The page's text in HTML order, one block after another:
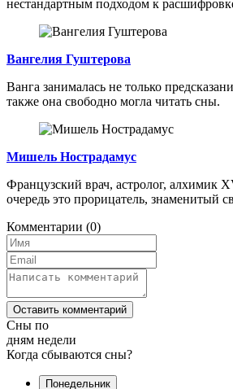
нестандартным подходом к
Вангелия Гуштерова
Ванга занималась не только
также она свободно могла читать сны.
Мишель Нострадамус
Французский врач, астролог, алхимик
очередь это прорицатель, знаменитый
Комментарии (0)
Оставить комментарий
Сны по
дням недели
Когда сбываются сны?
Понедельник